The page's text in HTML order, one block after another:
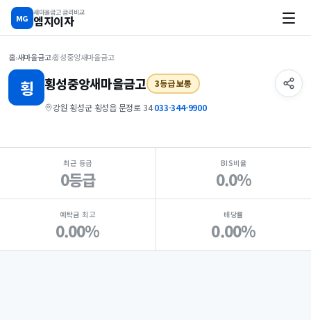
MG
새마을금고 금리비교
엠지이자
홈›새마을금고›횡성중앙새마을금고
횡 횡성중앙새마을금고 3등급 보통
강원 횡성군 횡성읍 문정로 34·033-344-9900
지점 핵심 지표 요약
최근 등급
0등급
BIS비율
0.0%
예탁금 최고
0.00%
배당률
0.00%